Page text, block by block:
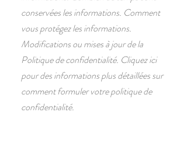
conservées les informations. Comment
vous protégez les informations.
Modifications ou mises à jour de la
Politique de confidentialité. Cliquez ici
pour des informations plus détaillées sur
comment formuler votre politique de
confidentialité.